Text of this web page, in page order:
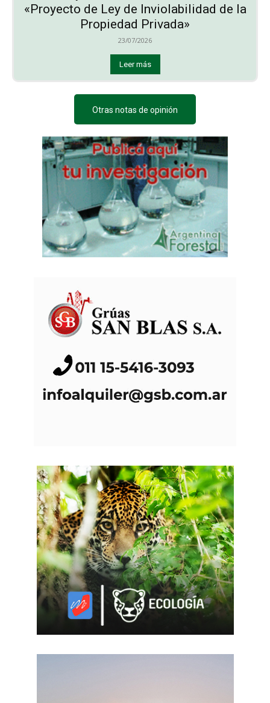
«Proyecto de Ley de Inviolabilidad de la
Propiedad Privada»
23/07/2026
Leer más
Otras notas de opinión